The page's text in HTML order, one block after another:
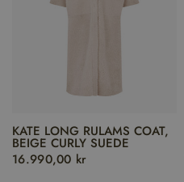
KATE LONG RULAMS COAT,
BEIGE CURLY SUEDE
16.990,00 kr